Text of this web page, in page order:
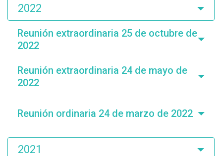
2022
Reunión extraordinaria 25 de octubre de
2022
Reunión extraordinaria 24 de mayo de
2022
Reunión ordinaria 24 de marzo de 2022
2021